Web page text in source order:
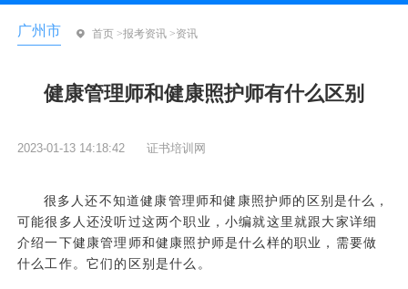
广州市 首页 >报考资讯 >资讯
健康管理师和健康照护师有什么区别
2023-01-13 14:18:42 证书培训网
很多人还不知道健康管理师和健康照护师的区别是什么，
可能很多人还没听过这两个职业，小编就这里就跟大家详细
介绍一下健康管理师和健康照护师是什么样的职业，需要做
什么工作。它们的区别是什么。